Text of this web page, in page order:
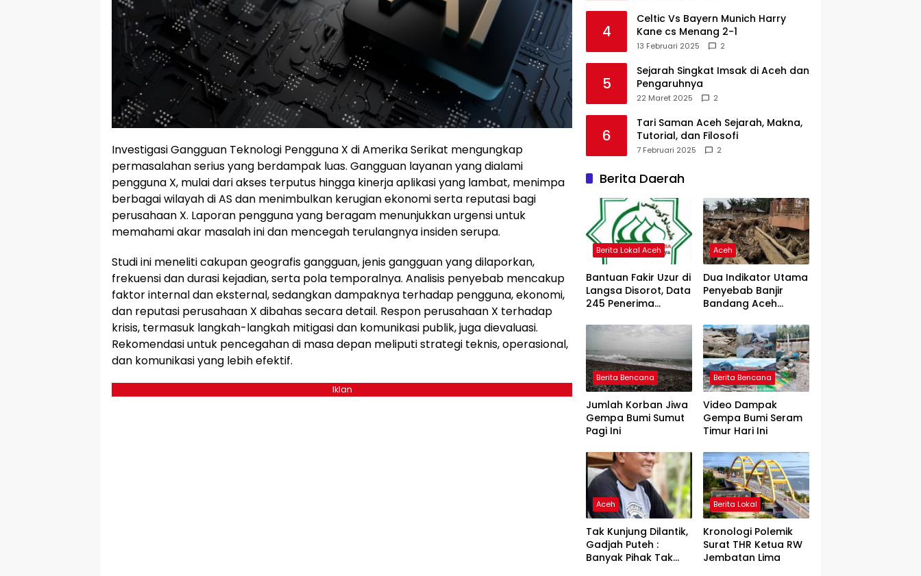
Investigasi Gangguan Teknologi Pengguna X di Amerika Serikat mengungkap
permasalahan serius yang berdampak luas. Gangguan layanan yang dialami
pengguna X, mulai dari akses terputus hingga kinerja aplikasi yang lambat, menimpa
berbagai wilayah di AS dan menimbulkan kerugian ekonomi serta reputasi bagi
perusahaan X. Laporan pengguna yang beragam menunjukkan urgensi untuk
memahami akar masalah ini dan mencegah terulangnya insiden serupa.
Studi ini meneliti cakupan geografis gangguan, jenis gangguan yang dilaporkan,
frekuensi dan durasi kejadian, serta pola temporalnya. Analisis penyebab mencakup
faktor internal dan eksternal, sedangkan dampaknya terhadap pengguna, ekonomi,
dan reputasi perusahaan X dibahas secara detail. Respon perusahaan X terhadap
krisis, termasuk langkah-langkah mitigasi dan komunikasi publik, juga dievaluasi.
Rekomendasi untuk pencegahan di masa depan meliputi strategi teknis, operasional,
dan komunikasi yang lebih efektif.
Iklan
4
Celtic Vs Bayern Munich Harry
Kane cs Menang 2-1
13 Februari 2025 2
5
Sejarah Singkat Imsak di Aceh dan
Pengaruhnya
22 Maret 2025 2
6
Tari Saman Aceh Sejarah, Makna,
Tutorial, dan Filosofi
7 Februari 2025 2
Berita Daerah
Berita Lokal Aceh
Bantuan Fakir Uzur di
Langsa Disorot, Data
245 Penerima
Aceh
Dua Indikator Utama
Penyebab Banjir
Bandang Aceh
Puteh Soroti
Kerusakan DAS
Berita Bencana
Jumlah Korban Jiwa
Gempa Bumi Sumut
Pagi Ini
Berita Bencana
Video Dampak
Gempa Bumi Seram
Timur Hari Ini
Aceh
Tak Kunjung Dilantik,
Gadjah Puteh :
Banyak Pihak Tak
Berita Lokal
Kronologi Polemik
Surat THR Ketua RW
Jembatan Lima